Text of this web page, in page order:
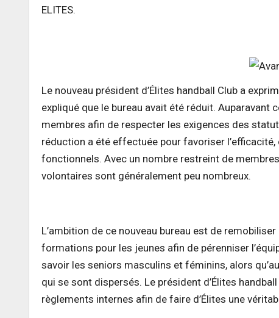
ELITES.
Le nouveau président d’Élites handball Club a
expliqué que le bureau avait été réduit.
membres afin de respecter les exigences des
réduction a été effectuée pour favoriser
fonctionnels. Avec un nombre restreint de
volontaires sont généralement peu nombreux.
L’ambition de ce nouveau bureau est de
formations pour les jeunes afin de pérenniser
savoir les seniors masculins et féminins, alors
qui se sont dispersés. Le président d’Élites
règlements internes afin de faire d’Élites une